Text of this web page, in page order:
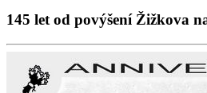
145 let od povýšení Žižkova